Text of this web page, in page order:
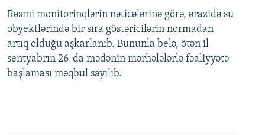
Rəsmi monitorinqlərin nəticələrinə görə, ərazidə su
obyektlərində bir sıra göstəricilərin normadan
artıq olduğu aşkarlanıb. Bununla belə, ötən il
sentyabrın 26-da mədənin mərhələlərlə fəaliyyətə
başlaması məqbul sayılıb.